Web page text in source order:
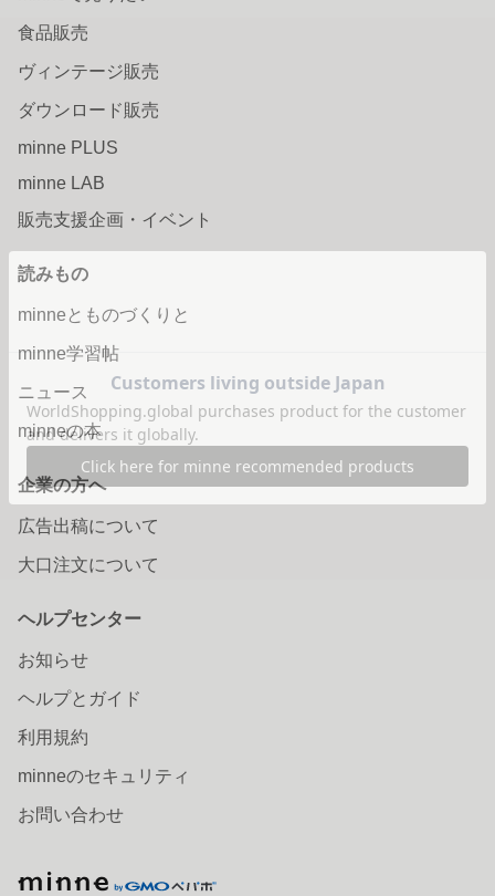
食品販売
ヴィンテージ販売
ダウンロード販売
minne PLUS
minne LAB
販売支援企画・イベント
読みもの
minneとものづくりと
minne学習帖
ニュース
minneの本
企業の方へ
広告出稿について
大口注文について
ヘルプセンター
お知らせ
ヘルプとガイド
利用規約
minneのセキュリティ
お問い合わせ